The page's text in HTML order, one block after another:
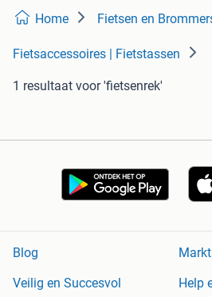
Home Fietsen en
Fietsaccessoires | Fietstassen
1 resultaat voor 'fietsenrek'
Blog
Veilig en Succesvol
Help